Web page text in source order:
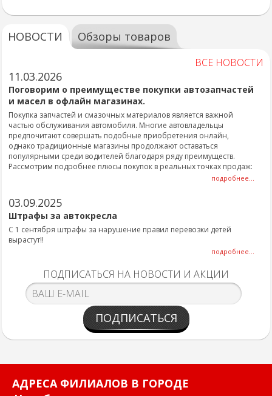
НОВОСТИ Обзоры товаров
ВСЕ НОВОСТИ
11.03.2026
Поговорим о преимуществе покупки автозапчастей
и масел в офлайн магазинах.
Покупка запчастей и смазочных материалов является важной
частью обслуживания автомобиля. Многие автовладельцы
предпочитают совершать подобные приобретения онлайн,
однако традиционные магазины продолжают оставаться
популярными среди водителей благодаря ряду преимуществ.
Рассмотрим подробнее плюсы покупок в реальных точках продаж:
подробнее...
03.09.2025
Штрафы за автокресла
С 1 сентября штрафы за нарушение правил перевозки детей
вырастут!!
подробнее...
ПОДПИСАТЬСЯ НА НОВОСТИ И АКЦИИ
ПОДПИСАТЬСЯ
АДРЕСА ФИЛИАЛОВ В ГОРОДЕ